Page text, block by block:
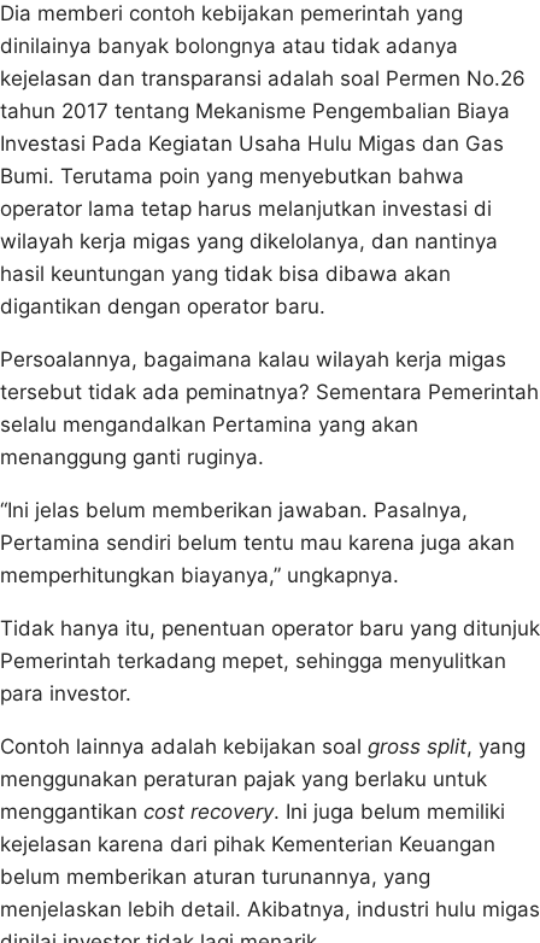
Dia memberi contoh kebijakan pemerintah yang
dinilainya banyak bolongnya atau tidak adanya
kejelasan dan transparansi adalah soal Permen No.26
tahun 2017 tentang Mekanisme Pengembalian Biaya
Investasi Pada Kegiatan Usaha Hulu Migas dan Gas
Bumi. Terutama poin yang menyebutkan bahwa
operator lama tetap harus melanjutkan investasi di
wilayah kerja migas yang dikelolanya, dan nantinya
hasil keuntungan yang tidak bisa dibawa akan
digantikan dengan operator baru.
Persoalannya, bagaimana kalau wilayah kerja migas
tersebut tidak ada peminatnya? Sementara Pemerintah
selalu mengandalkan Pertamina yang akan
menanggung ganti ruginya.
“Ini jelas belum memberikan jawaban. Pasalnya,
Pertamina sendiri belum tentu mau karena juga akan
memperhitungkan biayanya,” ungkapnya.
Tidak hanya itu, penentuan operator baru yang ditunjuk
Pemerintah terkadang mepet, sehingga menyulitkan
para investor.
Contoh lainnya adalah kebijakan soal gross split, yang
menggunakan peraturan pajak yang berlaku untuk
menggantikan cost recovery. Ini juga belum memiliki
kejelasan karena dari pihak Kementerian Keuangan
belum memberikan aturan turunannya, yang
menjelaskan lebih detail. Akibatnya, industri hulu migas